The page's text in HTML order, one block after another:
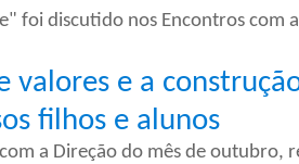
foi discutido nos Encontros com
valores e a
filhos e alunos
a Direção do mês de outubro,